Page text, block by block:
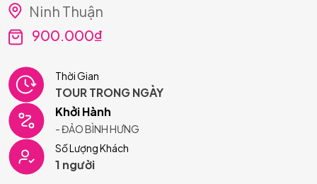
Ninh Thuận
900.000₫
Thời Gian
TOUR TRONG NGÀY
Khởi Hành
- ĐẢO BÌNH HƯNG
Số Lượng Khách
1 người